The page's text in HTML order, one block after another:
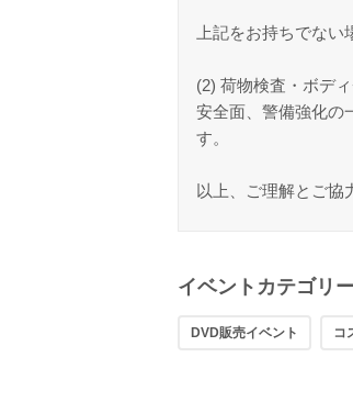
上記をお持ちでな
(2) 荷物検査・ボデ
安全面、警備強化の
す。
以上、ご理解とご協
イベントカテゴリ
DVD販売イベント コ